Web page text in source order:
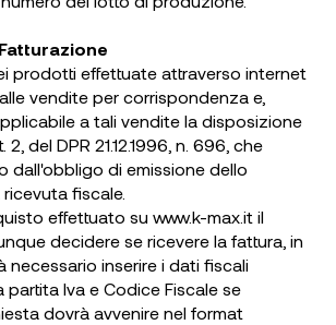
Fatturazione
prodotti effettuate attraverso internet
vendite per corrispondenza e,
a tali vendite la disposizione
del DPR 21.12.1996, n. 696, che
dall'obbligo di emissione dello
fiscale.
effettuato su www.k-max.it il
decidere se ricevere la fattura, in
necessario inserire i dati fiscali
partita Iva e Codice Fiscale se
dovrà avvenire nel format